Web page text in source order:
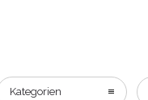
Kategorien